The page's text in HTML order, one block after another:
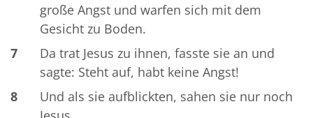
große Angst und warfen sich mit dem
Gesicht zu Boden.
7
Da trat Jesus zu ihnen, fasste sie an und
sagte: Steht auf, habt keine Angst!
8
Und als sie aufblickten, sahen sie nur noch